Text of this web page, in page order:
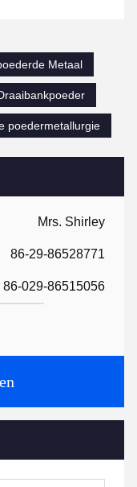
Mrs. Shirley
86-29-86528771
86-029-86515056
Metaal
poedermetallurgie